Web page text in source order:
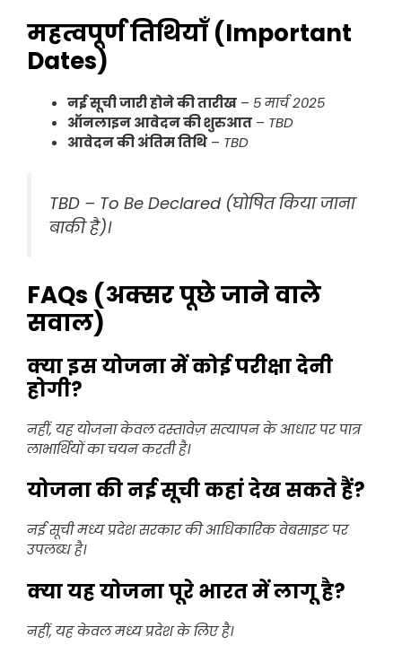
महत्वपूर्ण तिथियाँ (Important
Dates)
नई सूची जारी होने की तारीख – 5 मार्च 2025
ऑनलाइन आवेदन की शुरुआत – TBD
आवेदन की अंतिम तिथि – TBD
TBD – To Be Declared (घोषित किया जाना
बाकी है)।
FAQs (अक्सर पूछे जाने वाले
सवाल)
क्या इस योजना में कोई परीक्षा देनी
होगी?
नहीं, यह योजना केवल दस्तावेज़ सत्यापन के आधार पर पात्र
लाभार्थियों का चयन करती है।
योजना की नई सूची कहां देख सकते हैं?
नई सूची मध्य प्रदेश सरकार की आधिकारिक वेबसाइट पर
उपलब्ध है।
क्या यह योजना पूरे भारत में लागू है?
नहीं, यह केवल मध्य प्रदेश के लिए है।